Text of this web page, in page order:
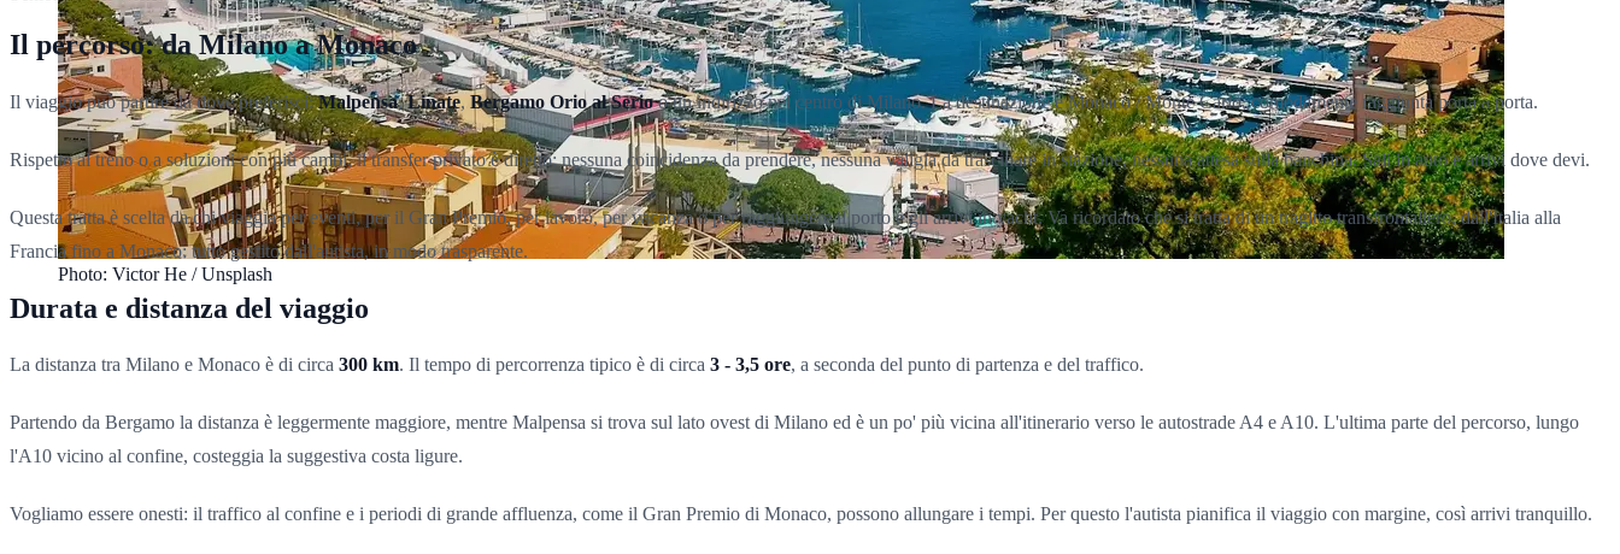
Photo: Victor He / Unsplash
Il percorso: da Milano a Monaco
Il viaggio può partire da dove preferisci:Malpensa,Linate, Bergamo Orio al Serioo un indirizzo nel centro di Milano. La destinazione è Monaco / Monte Carlo, comodamente raggiunta porta a porta.
Rispetto al treno o a soluzioni con più cambi, il transfer privato è diretto: nessuna coincidenza da prendere, nessuna valigia da trascinare in stazione, nessuna attesa sulla banchina. Sali in auto e arrivi dove devi.
Questa tratta è scelta da chi viaggia per eventi, per il Gran Premio, per lavoro, per vacanza o per raggiungere il porto e gli arrivi in yacht. Va ricordato che si tratta di un tragitto transfrontaliero, dall'Italia alla
Francia fino a Monaco: tutto gestito dall'autista, in modo trasparente.
Durata e distanza del viaggio
La distanza tra Milano e Monaco è di circa 300 km. Il tempo di percorrenza tipico è di circa 3 - 3,5 ore, a seconda del punto di partenza e del traffico.
Partendo da Bergamo la distanza è leggermente maggiore, mentre Malpensa si trova sul lato ovest di Milano ed è un po' più vicina all'itinerario verso le autostrade A4 e A10. L'ultima parte del percorso, lungo
l'A10 vicino al confine, costeggia la suggestiva costa ligure.
Vogliamo essere onesti: il traffico al confine e i periodi di grande affluenza, come il Gran Premio di Monaco, possono allungare i tempi. Per questo l'autista pianifica il viaggio con margine, così arrivi tranquillo.